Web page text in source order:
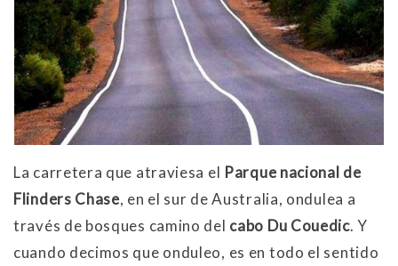
La carretera que atraviesa el Parque nacional de
Flinders Chase, en el sur de Australia, ondulea a
través de bosques camino del cabo Du Couedic. Y
cuando decimos que onduleo, es en todo el sentido